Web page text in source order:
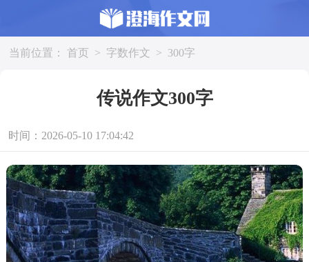
当前位置： 首页 > 字数作文 > 300字
传说作文300字
时间：2026-05-10 17:04:42